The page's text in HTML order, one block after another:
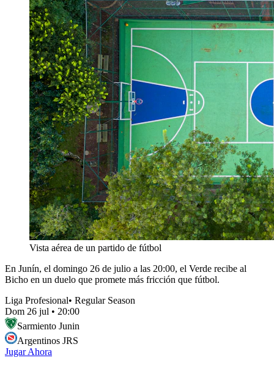
Vista aérea de un partido de fútbol
En Junín, el domingo 26 de julio a las 20:00, el Verde recibe al
Bicho en un duelo que promete más fricción que fútbol.
Liga Profesional• Regular Season
Dom 26 jul • 20:00
Sarmiento Junin
Argentinos JRS
Jugar Ahora